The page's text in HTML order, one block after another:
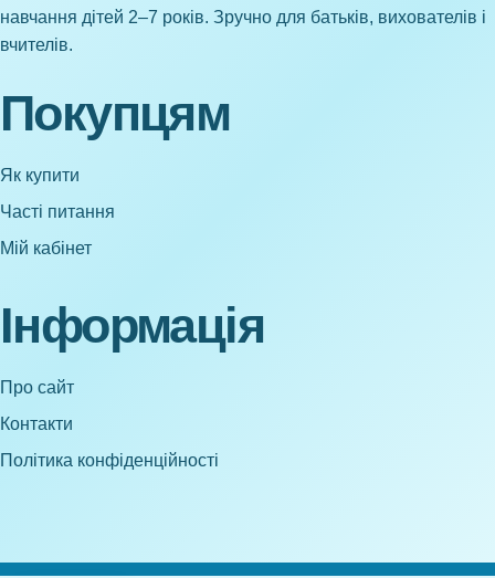
навчання дітей 2–7 років. Зручно для батьків, вихователів і
вчителів.
Покупцям
Як купити
Часті питання
Мій кабінет
Інформація
Про сайт
Контакти
Політика конфіденційності